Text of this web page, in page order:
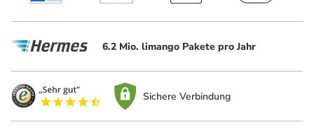
6.2 Mio. limango Pakete pro Jahr
Sichere Verbindung